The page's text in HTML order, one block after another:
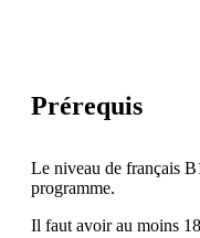
Prérequis
Le niveau de français
programme.
Il faut avoir au moins